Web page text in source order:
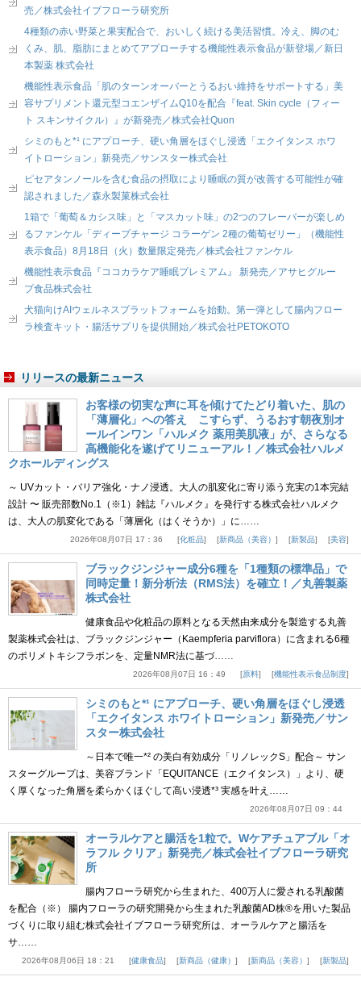
売／株式会社イブフローラ研究所
4種類の赤い野菜と果実配合で、おいしく続ける美活習慣。冷え、脚のむ
くみ、肌、脂肪にまとめてアプローチする機能性表示食品が新登場／新日
本製薬 株式会社
機能性表示食品「肌のターンオーバーとうるおい維持をサポートする」美
容サプリメント還元型コエンザイムQ10を配合『feat. Skin cycle（フィー
ト スキンサイクル）』が新発売／株式会社Quon
シミのもと*¹ にアプローチ、硬い角層をほぐし浸透「エクイタンス ホワ
イトローション」新発売／サンスター株式会社
ピセアタンノールを含む食品の摂取により睡眠の質が改善する可能性が確
認されました／森永製菓株式会社
1箱で「葡萄＆カシス味」と「マスカット味」の2つのフレーバーが楽しめ
るファンケル「ディープチャージ コラーゲン 2種の葡萄ゼリー」（機能性
表示食品）8月18日（火）数量限定発売／株式会社ファンケル
機能性表示食品『ココカラケア睡眠プレミアム』 新発売／アサヒグルー
プ食品株式会社
犬猫向けAIウェルネスプラットフォームを始動。第一弾として腸内フロー
ラ検査キット・腸活サプリを提供開始／株式会社PETOKOTO
リリースの最新ニュース
お客様の切実な声に耳を傾けてたどり着いた、肌の
「薄層化」への答え こすらず、うるおす朝夜別オ
ールインワン「ハルメク 薬用美肌液」が、さらなる
高機能化を遂げてリニューアル！／株式会社ハルメ
クホールディングス
～ UVカット・バリア強化・ナノ浸透。大人の肌変化に寄り添う充実の1本完結
設計 〜 販売部数No.1（※1）雑誌『ハルメク』を発行する株式会社ハルメク
は、大人の肌変化である「薄層化（はくそうか）」に……
2026年08月07日 17：36 化粧品 新商品（美容） 新製品 美容
ブラックジンジャー成分6種を「1種類の標準品」で
同時定量！新分析法（RMS法）を確立！／丸善製薬
株式会社
健康食品や化粧品の原料となる天然由来成分を製造する丸善
製薬株式会社は、ブラックジンジャー（Kaempferia parviflora）に含まれる6種
のポリメトキシフラボンを、定量NMR法に基づ……
2026年08月07日 16：49 原料 機能性表示食品制度
シミのもと*¹ にアプローチ、硬い角層をほぐし浸透
「エクイタンス ホワイトローション」新発売／サン
スター株式会社
～日本で唯一*² の美白有効成分「リノレックS」配合～ サン
スターグループは、美容ブランド「EQUITANCE（エクイタンス）」より、硬
く厚くなった角層を柔らかくほぐして高い浸透*³ 実感を叶え……
2026年08月07日 09：44
オーラルケアと腸活を1粒で。Wケアチュアブル「オ
ラフル クリア」新発売／株式会社イブフローラ研究
所
腸内フローラ研究から生まれた、400万人に愛される乳酸菌
を配合（※） 腸内フローラの研究開発から生まれた乳酸菌AD株®を用いた製品
づくりに取り組む株式会社イブフローラ研究所は、オーラルケアと腸活を
サ……
2026年08月06日 18：21 健康食品 新商品（健康） 新商品（美容） 新製品